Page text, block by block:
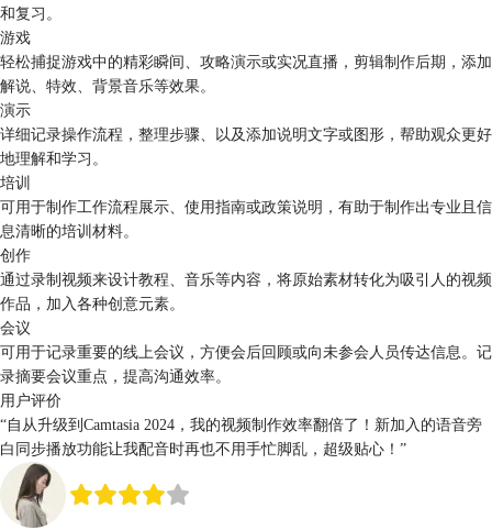
和复习。
游戏
轻松捕捉游戏中的精彩瞬间、攻略演示或实况直播，剪辑制作后期，添加
解说、特效、背景音乐等效果。
演示
详细记录操作流程，整理步骤、以及添加说明文字或图形，帮助观众更好
地理解和学习。
培训
可用于制作工作流程展示、使用指南或政策说明，有助于制作出专业且信
息清晰的培训材料。
创作
通过录制视频来设计教程、音乐等内容，将原始素材转化为吸引人的视频
作品，加入各种创意元素。
会议
可用于记录重要的线上会议，方便会后回顾或向未参会人员传达信息。记
录摘要会议重点，提高沟通效率。
用户评价
“自从升级到Camtasia 2024，我的视频制作效率翻倍了！ 新加入的语音旁
白同步播放功能让我配音时再也不用手忙脚乱，超级贴心！”